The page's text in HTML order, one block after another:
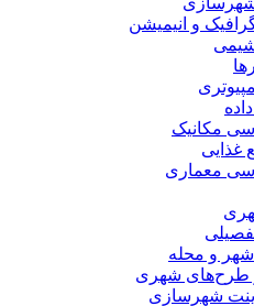
و انیمیشن
شیمی
مکانیک
غذایی
معماری
شهر و محله
و طرح‌های شهری
شهرسازی